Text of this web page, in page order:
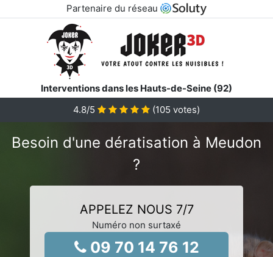
Partenaire du réseau
Interventions dans les Hauts-de-Seine (92)
4.8/5 (105 votes)
Besoin d'une dératisation à Meudon
?
APPELEZ NOUS 7/7
Numéro non surtaxé
09 70 14 76 12